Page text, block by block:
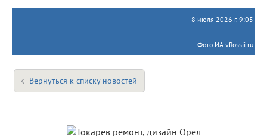
8 июля 2026 г. 9:05
Фото ИА vRossii.ru
Вернуться к списку новостей